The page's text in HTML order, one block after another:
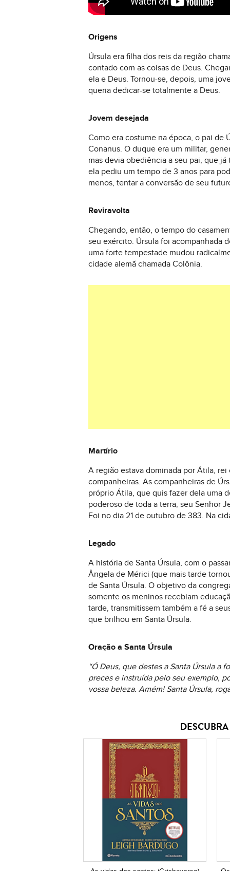
Origens
Úrsula era filha dos reis da região
contado com as coisas de Deus.
ela e Deus. Tornou-se, depois, uma
queria dedicar-se totalmente a Deus.
Jovem desejada
Como era costume na época, o pai de
Conanus. O duque era um militar,
mas devia obediência a seu pai, que
ela pediu um tempo de 3 anos para
menos, tentar a conversão de seu
Reviravolta
Chegando, então, o tempo do
seu exército. Úrsula foi acompanhada
uma forte tempestade mudou
cidade alemã chamada Colônia.
Martírio
A região estava dominada por Átila,
companheiras. As companheiras de
próprio Átila, que quis fazer dela uma
poderoso de toda a terra, seu Senhor
Foi no dia 21 de outubro de 383. Na
Legado
A história de Santa Úrsula, com o
Ângela de Mérici (que mais tarde
de Santa Úrsula. O objetivo da
somente os meninos recebiam
tarde, transmitissem também a fé a
que brilhou em Santa Úrsula.
Oração a Santa Úrsula
“Ó Deus, que destes a Santa Úrsula a
preces e instruída pelo seu exemplo,
vossa beleza. Amém! Santa Úrsula,